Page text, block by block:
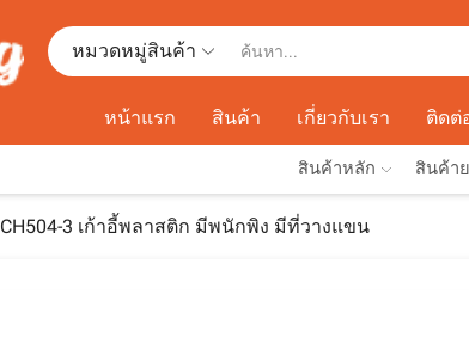
หมวดหมู่สินค้า
หน้าแรก สินค้า เกี่ยวกับเรา ติดต่
สินค้าหลัก สินค้า
CH504-3 เก้าอี้พลาสติก มีพนักพิง มีที่วางแขน